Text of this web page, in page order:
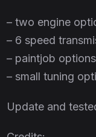
– two engine
– 6 speed
– paintjob options
– small tuning
Update and